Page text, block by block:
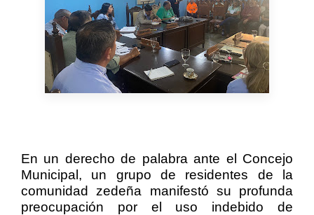
En un derecho de palabra ante el Concejo
Municipal, un grupo de residentes de la
comunidad zedeña manifestó su profunda
preocupación por el uso indebido de